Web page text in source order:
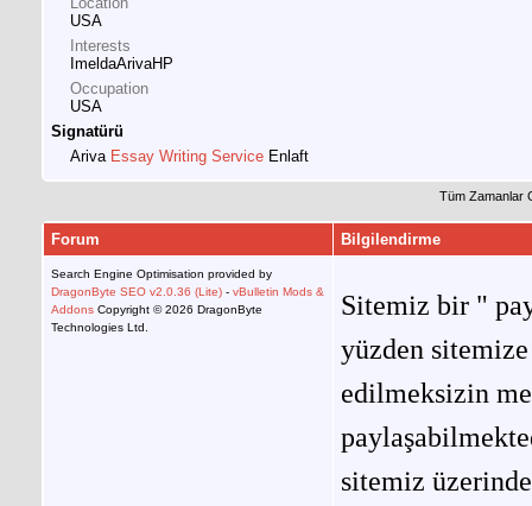
USA
Interests
ImeldaArivaHP
Occupation
USA
Signatürü
Ariva Essay Writing Service Enlaft
Tüm Zamanlar
Forum Bilgilendirme
Search Engine Optimisation provided by
DragonByte SEO v2.0.36 (Lite) - vBulletin Mods &
Addons Copyright © 2026 DragonByte
Technologies Ltd.
Sitemiz bir "
yüzden
edilmeksizin
sitemiz